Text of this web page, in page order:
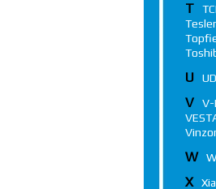
T TCL
Tesler
U UD
V V-
W
X